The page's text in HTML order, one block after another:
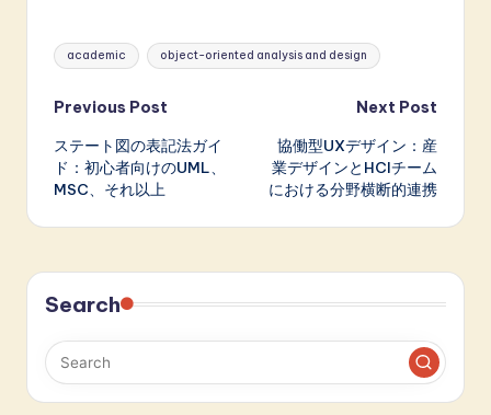
Tags:
academic object-oriented analysis and design
Post
navigation
Previous Post
ステート図の表記法ガイ
ド：初心者向けのUML、
MSC、それ以上
Next Post
協働型UXデザイン：産
業デザインとHCIチーム
における分野横断的連携
Search